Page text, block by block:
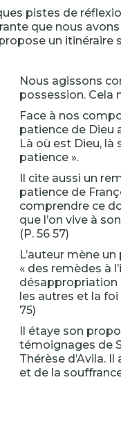
pistes de
que nous
un itinéraire
Nous agissons
possession. Cela
Face à nos
patience de Dieu
Là où est Dieu, là
patience ».
Il cite aussi un
patience de
comprendre ce
que l’on vive à
(P. 56 57)
L’auteur mène
« des remèdes à
désappropriation
les autres et la foi
75)
Il étaye son
témoignages de
Thérèse d’Avila.
et de la